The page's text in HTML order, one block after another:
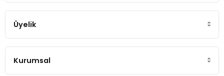
Üyelik
Kurumsal